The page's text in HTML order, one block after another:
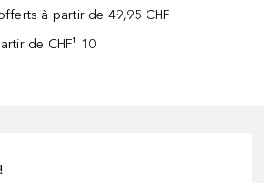
à partir de 49,95 CHF
de CHF¹ 10